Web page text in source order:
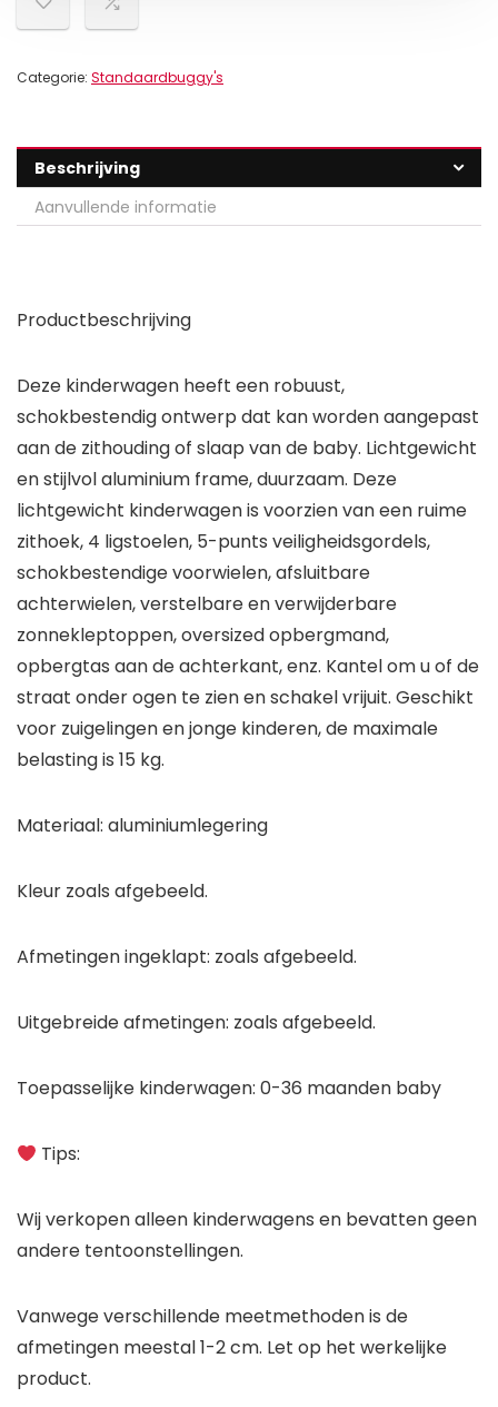
Categorie: Standaardbuggy's
Beschrijving
Aanvullende informatie
Productbeschrijving
Deze kinderwagen heeft een robuust,
schokbestendig ontwerp dat kan worden aangepast
aan de zithouding of slaap van de baby. Lichtgewicht
en stijlvol aluminium frame, duurzaam. Deze
lichtgewicht kinderwagen is voorzien van een ruime
zithoek, 4 ligstoelen, 5-punts veiligheidsgordels,
schokbestendige voorwielen, afsluitbare
achterwielen, verstelbare en verwijderbare
zonnekleptoppen, oversized opbergmand,
opbergtas aan de achterkant, enz. Kantel om u of de
straat onder ogen te zien en schakel vrijuit. Geschikt
voor zuigelingen en jonge kinderen, de maximale
belasting is 15 kg.
Materiaal: aluminiumlegering
Kleur zoals afgebeeld.
Afmetingen ingeklapt: zoals afgebeeld.
Uitgebreide afmetingen: zoals afgebeeld.
Toepasselijke kinderwagen: 0-36 maanden baby
Tips:
Wij verkopen alleen kinderwagens en bevatten geen
andere tentoonstellingen.
Vanwege verschillende meetmethoden is de
afmetingen meestal 1-2 cm. Let op het werkelijke
product.